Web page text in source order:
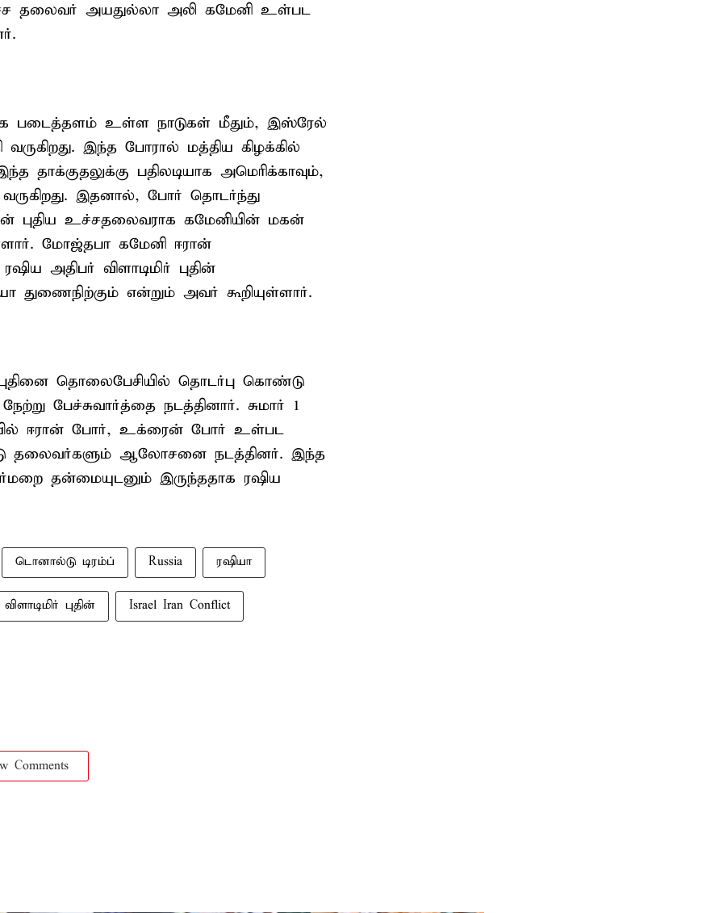
தலைவர் அயதுல்லா அலி கமேனி உள்பட
படைத்தளம் உள்ள நாடுகள் மீதும், இஸ்ரேல்
இந்த போரால் மத்திய கிழக்கில்
தாக்குதலுக்கு பதிலடியாக அமெரிக்காவும்,
இதனால், போர் தொடர்ந்து
புதிய உச்சதலைவராக கமேனியின் மகன்
மோஜ்தபா கமேனி ஈரான்
அதிபர் விளாடிமிர் புதின்
துணைநிற்கும் என்றும் அவர் கூறியுள்ளார்.
புதினை தொலைபேசியில் தொடர்பு கொண்டு
பேச்சுவார்த்தை நடத்தினார். சுமார் 1
ஈரான் போர், உக்ரைன் போர் உள்பட
தலைவர்களும் ஆலோசனை நடத்தினர். இந்த
தன்மையுடனும் இருந்ததாக ரஷிய
டொனால்டு டிரம்ப் Russia ரஷியா
விளாடிமிர் புதின் Israel Iran Conflict
Comments